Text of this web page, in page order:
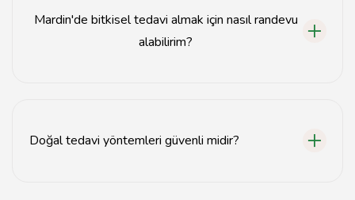
Mardin'de bitkisel tedavi almak için nasıl randevu
alabilirim?
Doğal tedavi yöntemleri güvenli midir?